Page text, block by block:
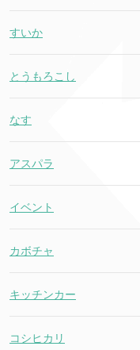
すいか
とうもろこし
なす
アスパラ
イベント
カボチャ
キッチンカー
コシヒカリ